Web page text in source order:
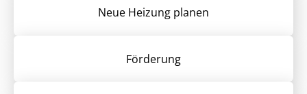
Neue Heizung planen
Förderung